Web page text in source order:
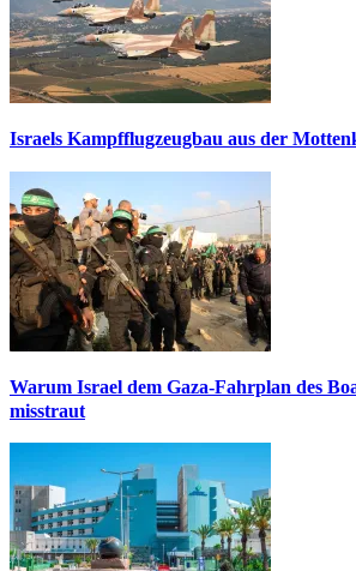
Israels Kampfflugzeugbau aus der
Warum Israel dem Gaza-Fahrplan des
misstraut